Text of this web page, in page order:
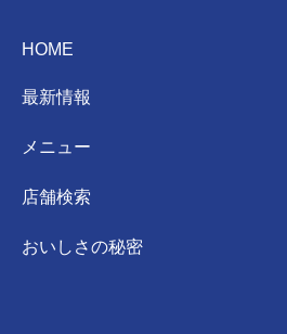
HOME
最新情報
メニュー
店舗検索
おいしさの秘密